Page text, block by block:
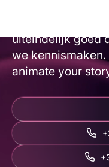
uiteindelijk goed
we kennismaken.
animate your